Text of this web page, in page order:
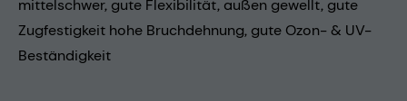
mittelschwer, gute Flexibilität, außen gewellt, gute
Zugfestigkeit hohe Bruchdehnung, gute Ozon- & UV-
Beständigkeit